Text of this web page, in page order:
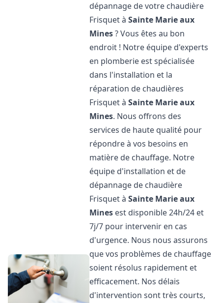
dépannage de votre chaudière
Frisquet àSainte Marie aux
Mines? Vous êtes au bon
endroit ! Notre équipe d'experts
en plomberie est spécialisée
dans l'installation et la
réparation de chaudières
Frisquet àSainte Marie aux
Mines. Nous offrons des
services de haute qualité pour
répondre à vos besoins en
matière de chauffage. Notre
équipe d'installation et de
dépannage de chaudière
Frisquet àSainte Marie aux
Mines est disponible 24h/24 et
7j/7 pour intervenir en cas
d'urgence. Nous nous assurons
que vos problèmes de chauffage
soient résolus rapidement et
efficacement. Nos délais
d'intervention sont très courts,